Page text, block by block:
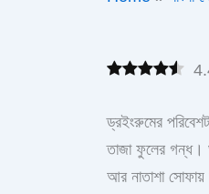
ড্রইংরুমের
তাজা ফুলের গন্ধ।
আর নাতাশা